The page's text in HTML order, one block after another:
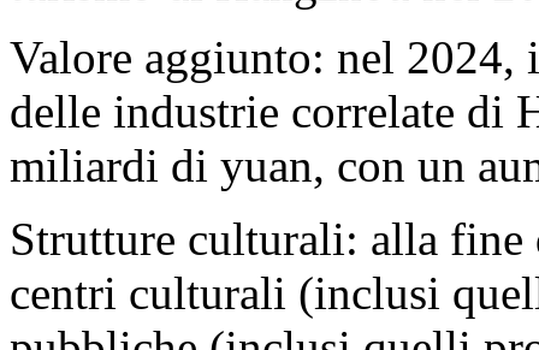
Valore aggiunto: nel
delle industrie correlate di
miliardi di yuan, con un
Strutture culturali: alla fine
centri culturali (inclusi